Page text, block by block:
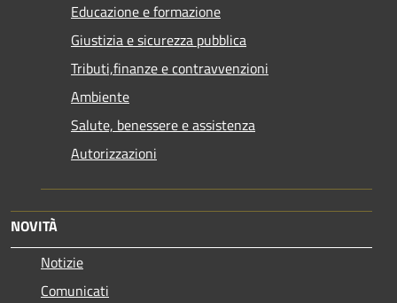
Educazione e formazione
Giustizia e sicurezza pubblica
Tributi,finanze e contravvenzioni
Ambiente
Salute, benessere e assistenza
Autorizzazioni
NOVITÀ
Notizie
Comunicati